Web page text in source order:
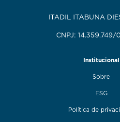
ITADIL ITABUNA
CNPJ: 14.359.749/
Institucional
Sobre
ESG
Política de